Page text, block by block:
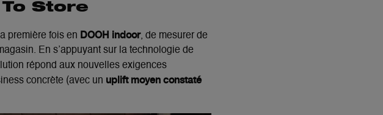
Store
première fois en DOOH indoor, de mesurer de
. En s’appuyant sur la technologie de
répond aux nouvelles exigences
concrète (avec un upliftmoyen constaté